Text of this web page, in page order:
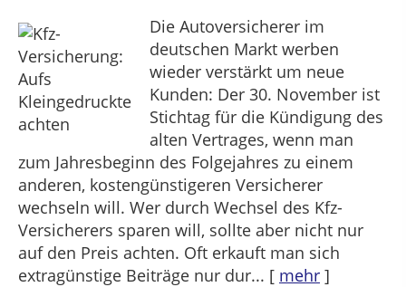
Die Autoversicherer im
deutschen Markt werben
wieder verstärkt um neue
Kunden: Der 30. November ist
Stichtag für die Kündigung des
alten Vertrages, wenn man
zum Jahresbeginn des Folgejahres zu einem
anderen, kostengünstigeren Versicherer
wechseln will. Wer durch Wechsel des Kfz-
Versicherers sparen will, sollte aber nicht nur
auf den Preis achten. Oft erkauft man sich
extragünstige Beiträge nur dur... [ mehr ]